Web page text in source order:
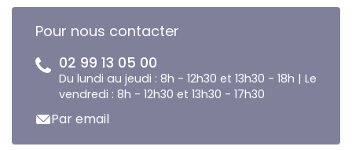
Pour nous contacter
02 99 13 05 00
Du lundi au jeudi : 8h - 12h30 et 13h30 - 18h | Le
vendredi : 8h - 12h30 et 13h30 - 17h30
Par email